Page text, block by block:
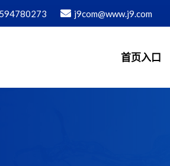
j9com@www.j9.com
首页入口